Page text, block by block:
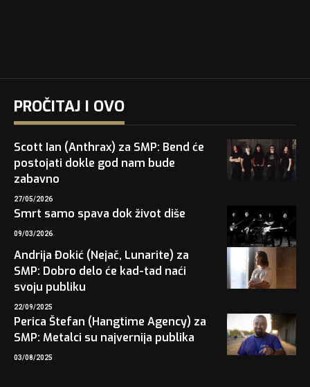
PROČITAJ I OVO
Scott Ian (Anthrax) za SMP: Bend će
postojati dokle god nam bude
zabavno
27/05/2026
Smrt samo spava dok život diše
09/03/2026
Andrija Đokić (Nejač, Lunarite) za
SMP: Dobro delo će kad-tad naći
svoju publiku
22/09/2025
Perica Štefan (Hangtime Agency) za
SMP: Metalci su najvernija publika
03/08/2025